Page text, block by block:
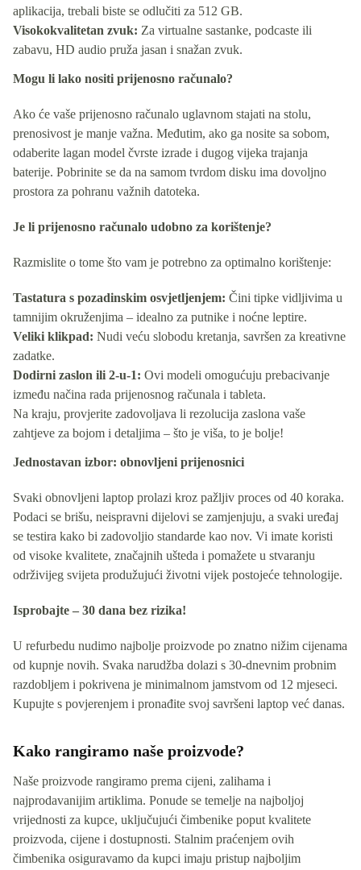
aplikacija, trebali biste se odlučiti za 512 GB.
Visokokvalitetan zvuk: Za virtualne sastanke, podcaste ili
zabavu, HD audio pruža jasan i snažan zvuk.
Mogu li lako nositi prijenosno računalo?
Ako će vaše prijenosno računalo uglavnom stajati na stolu,
prenosivost je manje važna. Međutim, ako ga nosite sa sobom,
odaberite lagan model čvrste izrade i dugog vijeka trajanja
baterije. Pobrinite se da na samom tvrdom disku ima dovoljno
prostora za pohranu važnih datoteka.
Je li prijenosno računalo udobno za korištenje?
Razmislite o tome što vam je potrebno za optimalno korištenje:
Tastatura s pozadinskim osvjetljenjem: Čini tipke vidljivima u
tamnijim okruženjima – idealno za putnike i noćne leptire.
Veliki klikpad: Nudi veću slobodu kretanja, savršen za kreativne
zadatke.
Dodirni zaslon ili 2-u-1: Ovi modeli omogućuju prebacivanje
između načina rada prijenosnog računala i tableta.
Na kraju, provjerite zadovoljava li rezolucija zaslona vaše
zahtjeve za bojom i detaljima – što je viša, to je bolje!
Jednostavan izbor: obnovljeni prijenosnici
Svaki obnovljeni laptop prolazi kroz pažljiv proces od 40 koraka.
Podaci se brišu, neispravni dijelovi se zamjenjuju, a svaki uređaj
se testira kako bi zadovoljio standarde kao nov. Vi imate koristi
od visoke kvalitete, značajnih ušteda i pomažete u stvaranju
održivijeg svijeta produžujući životni vijek postojeće tehnologije.
Isprobajte – 30 dana bez rizika!
U refurbedu nudimo najbolje proizvode po znatno nižim cijenama
od kupnje novih. Svaka narudžba dolazi s 30-dnevnim probnim
razdobljem i pokrivena je minimalnom jamstvom od 12 mjeseci.
Kupujte s povjerenjem i pronađite svoj savršeni laptop već danas.
Kako rangiramo naše proizvode?
Naše proizvode rangiramo prema cijeni, zalihama i
najprodavanijim artiklima. Ponude se temelje na najboljoj
vrijednosti za kupce, uključujući čimbenike poput kvalitete
proizvoda, cijene i dostupnosti. Stalnim praćenjem ovih
čimbenika osiguravamo da kupci imaju pristup najboljim